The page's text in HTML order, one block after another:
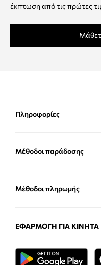
έκπτωση από τις πρώτες
Πληροφορίες
Μέθοδοι παράδοσης
Μέθοδοι πληρωμής
ΕΦΑΡΜΟΓΉ ΓΙΑ ΚΙΝΗΤΆ